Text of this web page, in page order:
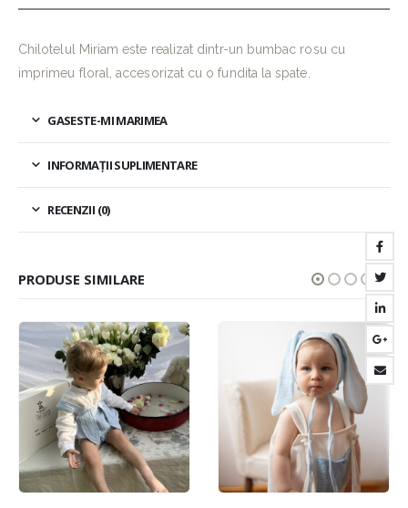
Chilotelul Miriam este realizat dintr-un bumbac rosu cu
imprimeu floral, accesorizat cu o fundita la spate.
GASESTE-MI MARIMEA
INFORMAȚII SUPLIMENTARE
RECENZII (0)
PRODUSE SIMILARE